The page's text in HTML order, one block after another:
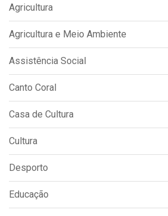
Agricultura
Agricultura e Meio Ambiente
Assistência Social
Canto Coral
Casa de Cultura
Cultura
Desporto
Educação